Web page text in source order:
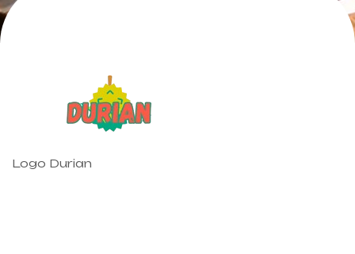
Logo Durian